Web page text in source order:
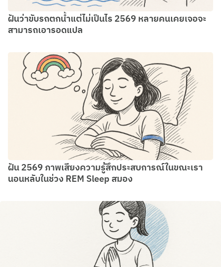
ฝันว่าขับรถตกน้ำแต่ไม่เป็นไร 2569 หลายคนเคยเจอจะ
สามารถเอารอดแปล
ฝัน 2569 ภาพเสียงความรู้สึกประสบการณ์ในขณะเรา
นอนหลับในช่วง REM Sleep สมอง